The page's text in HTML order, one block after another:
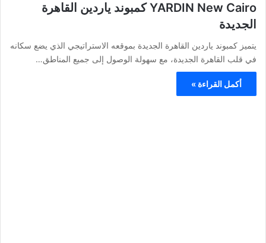
YARDIN New Cairo كمبوند ياردين القاهرة
الجديدة
يتميز كمبوند ياردين القاهرة الجديدة بموقعه الاستراتيجي الذي يضع سكانه
في قلب القاهرة الجديدة، مع سهولة الوصول إلى جميع المناطق…
أكمل القراءة »